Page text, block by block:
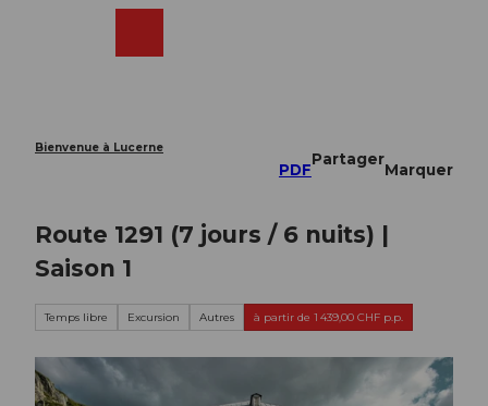
Bienvenue à Lucerne
PDF
Partager
Marquer
Route 1291 (7 jours / 6 nuits) |
Saison 1
Temps libre Excursion Autres à partir de 1 439,00 CHF p.p.